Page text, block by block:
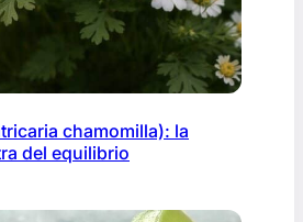
chamomilla): la
del equilibrio